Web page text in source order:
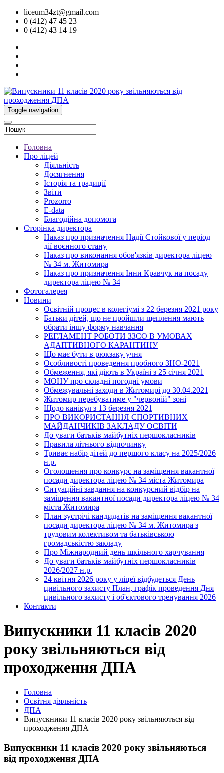
liceum34zt@gmail.com
0 (412) 47 45 23
0 (412) 43 14 19
Toggle navigation
Головна
Про ліцей
Діяльність
Досягнення
Історія та традиції
Звіти
Prozorro
E-data
Благодійна допомога
Сторінка директора
Наказ про призначення Надії Стойкової у період
дії воєнного стану
Наказ про виконання обов'язків директора ліцею
№ 34 м. Житомира
Наказ про призначення Інни Кравчук на посаду
директора ліцею № 34
Фотогалерея
Новини
Освітній процес в колегіумі з 22 березня 2021 року
Батьки дітей, що не пройшли щеплення мають
обрати іншу форму навчання
РЕГЛАМЕНТ РОБОТИ ЗЗСО В УМОВАХ
АДАПТИВНОГО КАРАНТИНУ
Що має бути в рюкзаку учня
Особливості проведення пробного ЗНО-2021
Обмеження, які діють в Україні з 25 січня 2021
МОНУ про складні погодні умови
Обмежувальні заходи в Житомирі до 30.04.2021
Житомир перебуватиме у "червоній" зоні
Щодо канікул з 13 березня 2021
ПРО ВИКОРИСТАННЯ СПОРТИВНИХ
МАЙДАНЧИКІВ ЗАКЛАДУ ОСВІТИ
До уваги батьків майбутніх першокласників
Правила літнього відпочинку
Триває набір дітей до першого класу на 2025/2026
н.р.
Оголошення про конкурс на заміщення вакантної
посади директора ліцею № 34 міста Житомира
Ситуаційні завдання на конкурсний відбір на
заміщення вакантної посади директора ліцею № 34
міста Житомира
План зустрічі кандидатів на заміщення вакантної
посади директора ліцею № 34 м. Житомира з
трудовим колективом та батьківською
громадськістю закладу
Про Міжнародний день шкільного харчування
До уваги батьків майбутніх першокласників
2026/2027 н.р.
24 квітня 2026 року у ліцеї відбудеться День
цивільного захисту План, графік проведення Дня
цивільного захисту і об'єктового тренування 2026
Контакти
Випускники 11 класів 2020
року звільняються від
проходження ДПА
Головна
Освітня діяльність
ДПА
Випускники 11 класів 2020 року звільняються від
проходження ДПА
Випускники 11 класів 2020 року звільняються
від проходження ДПА